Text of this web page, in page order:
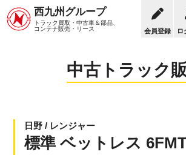
西九州グループ
トラック買取・中古車＆部品、
コンテナ販売・リース
会員登録 ロ
中古トラック販売トップ トラック販売
中古トラック
日野 / レンジャー
標準 ベットレス